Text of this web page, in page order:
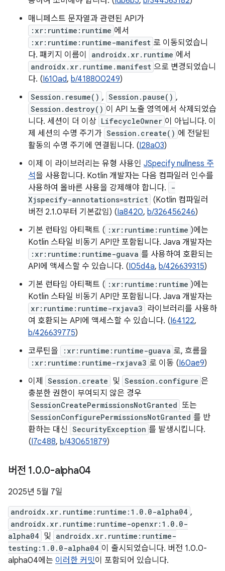
매니페스트 문자열과 관련된 API가
:xr:runtime:runtime 에서
:xr:runtime:runtime-manifest 로 이동되었습니
다. 패키지 이름이
androidx.xr.runtime 에서
androidx.xr.runtime.manifest 으로 변경되었습니
다. (I610ad, b/418800249)
Session.resume() , Session.pause() ,
Session.destroy() 이 API 노출 영역에서 삭제되었습
니다. 세션이 더 이상 LifecycleOwner 이 아닙니다. 이
제 세션의 수명 주기가 Session.create() 에 전달된
활동의 수명 주기에 연결됩니다. (I28a03)
이제 이 라이브러리는 유형 사용인 JSpecify nullness 주
석을 사용합니다. Kotlin 개발자는 다음 컴파일러 인수를
사용하여 올바른 사용을 강제해야 합니다.
-
Xjspecify-annotations=strict (Kotlin 컴파일러
버전 2.1.0부터 기본값임) (Ia8420, b/326456246)
기본 런타임 아티팩트 ( :xr:runtime:runtime )에는
Kotlin 스타일 비동기 API만 포함됩니다. Java 개발자는
:xr:runtime:runtime-guava 를 사용하여 호환되는
API에 액세스할 수 있습니다. (I05d4a, b/426639315)
기본 런타임 아티팩트 ( :xr:runtime:runtime )에는
Kotlin 스타일 비동기 API만 포함됩니다. Java 개발자는
xr:runtime:runtime-rxjava3 라이브러리를 사용하
여 호환되는 API에 액세스할 수 있습니다. (I64122,
b/426639775)
코루틴을
:xr:runtime:runtime-guava 로, 흐름을
:xr:runtime:runtime-rxjava3 로 이동 (I60ae9)
이제
Session.create 및 Session.configure 은
충분한 권한이 부여되지 않은 경우
SessionCreatePermissionsNotGranted 또는
SessionConfigurePermissionsNotGranted 를 반
환하는 대신 SecurityException 를 발생시킵니다.
(I7c488, b/430651879)
버전 1.0.0-alpha04
2025년 5월 7일
androidx.xr.runtime:runtime:1.0.0-alpha04 ,
androidx.xr.runtime:runtime-openxr:1.0.0-
alpha04 및 androidx.xr.runtime:runtime-
testing:1.0.0-alpha04 이 출시되었습니다. 버전 1.0.0-
alpha04에는 이러한 커밋이 포함되어 있습니다.